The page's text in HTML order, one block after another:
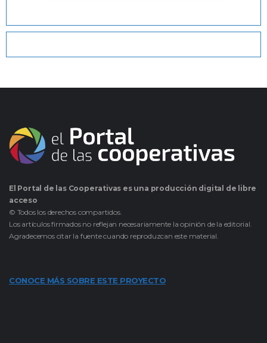
El Portal de las Cooperativas es una producción digital de libre
acceso
© Todos los derechos compartidos.
Los artículos firmados no reflejan necesariamente la opinión de la editorial.
Agradecemos citar la fuente cuando reproduzcan este material.
CONOCE MÁS SOBRE ESTE PROYECTO